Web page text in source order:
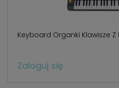
Keyboard Organki Klawisze
Zaloguj się